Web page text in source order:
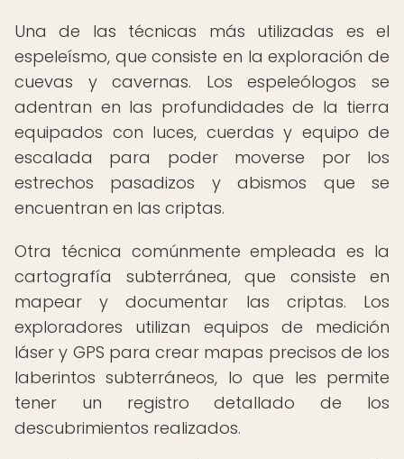
Una de las técnicas más utilizadas es el
espeleísmo, que consiste en la exploración de
cuevas y cavernas. Los espeleólogos se
adentran en las profundidades de la tierra
equipados con luces, cuerdas y equipo de
escalada para poder moverse por los
estrechos pasadizos y abismos que se
encuentran en las criptas.
Otra técnica comúnmente empleada es la
cartografía subterránea, que consiste en
mapear y documentar las criptas. Los
exploradores utilizan equipos de medición
láser y GPS para crear mapas precisos de los
laberintos subterráneos, lo que les permite
tener un registro detallado de los
descubrimientos realizados.